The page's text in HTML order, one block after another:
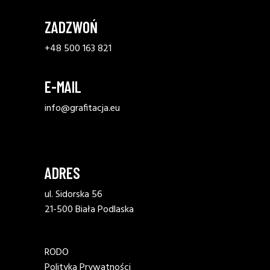
ZADZWOŃ
+48 500 163 821
E-MAIL
info@grafitacja.eu
ADRES
ul. Sidorska 56
21-500 Biała Podlaska
RODO